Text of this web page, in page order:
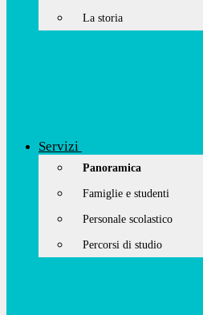
La storia
Servizi
Panoramica
Famiglie e studenti
Personale scolastico
Percorsi di studio